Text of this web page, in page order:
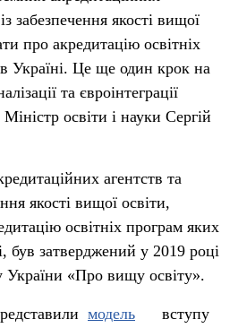
забезпечення якості вищої
про акредитацію освітніх
Україні. Це ще один крок на
та євроінтеграції
освіти і науки Сергій
агентств та
якості вищої освіти,
освітніх програм яких
був затверджений у 2019 році
України «Про вищу освіту».
модель
вступу